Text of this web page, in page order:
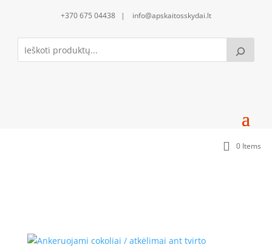
+370 675 04438 | info@apskaitosskydai.lt
0 Items